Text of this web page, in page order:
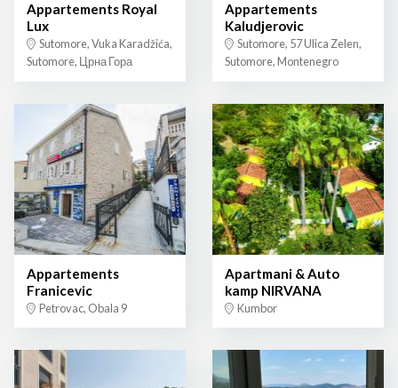
Appartements Royal
Lux
Sutomore, Vuka Karadžića,
Sutomore, Црна Гора
Appartements
Kaludjerovic
Sutomore, 57 Ulica Zelen,
Sutomore, Montenegro
Appartements
Franicevic
Petrovac, Obala 9
Apartmani & Auto
kamp NIRVANA
Kumbor